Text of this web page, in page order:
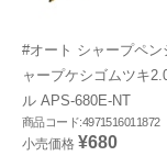
#オート シャープペン
ャープケシゴムツキ
ル APS-680E-NT
商品コード:4971516011872
小売価格 ¥680